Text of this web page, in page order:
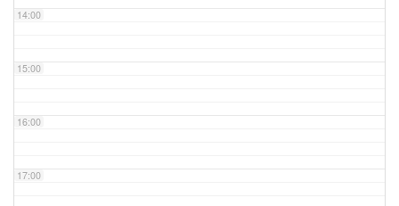
14:00
15:00
16:00
17:00